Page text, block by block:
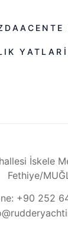
ACENTE
YATLAR
İskele
Fethiye/
+90 252